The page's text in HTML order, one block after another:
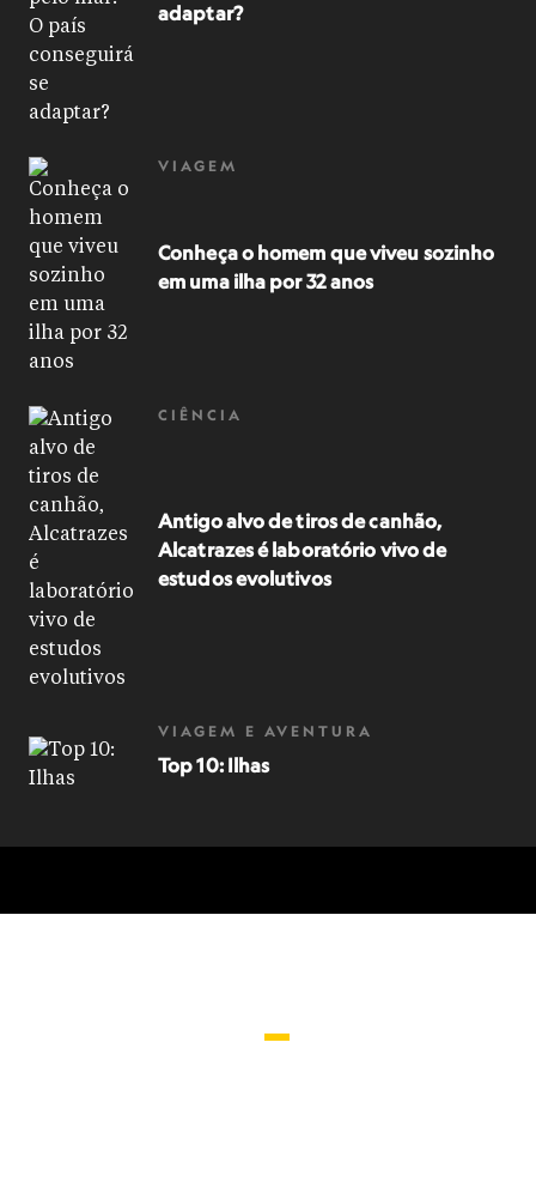
adaptar?
VIAGEM
Conheça o homem que viveu sozinho
em uma ilha por 32 anos
CIÊNCIA
Antigo alvo de tiros de canhão,
Alcatrazes é laboratório vivo de
estudos evolutivos
VIAGEM E AVENTURA
Top 10: Ilhas